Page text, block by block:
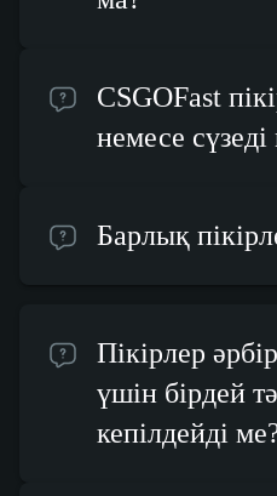
CSGOFast
немесе сүзеді
Барлық
Пікірлер
үшін бірдей
кепілдейді